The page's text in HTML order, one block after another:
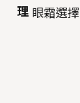
理 眼霜選擇